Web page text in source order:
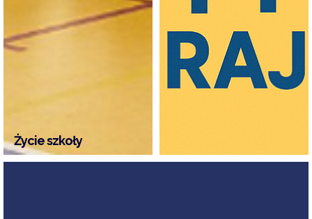
Życie szkoły